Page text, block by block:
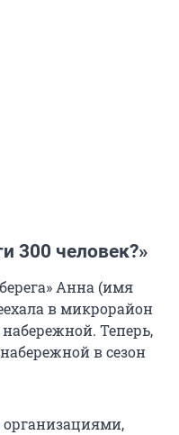
300 человек?»
Анна (имя
в микрорайон
Теперь,
в сезон